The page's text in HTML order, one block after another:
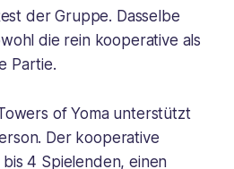
der Gruppe. Dasselbe
die rein kooperative als
Partie.
of Yoma unterstützt
Der kooperative
4 Spielenden, einen